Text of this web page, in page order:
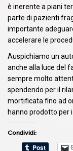
è inerente a piani
parte di pazienti
importante
accelerare le
Auspichiamo un
anche alla luce del
sempre molto
spendendo per il
mortificata fino ad
hanno prodotto per
Condividi: